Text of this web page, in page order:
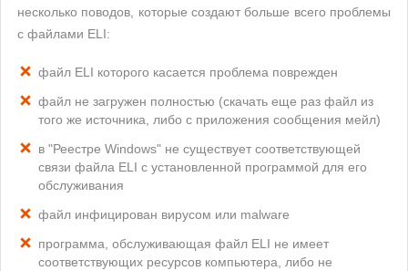
несколько поводов, которые создают больше всего проблемы
с файлами ELI:
файл ELI которого касается проблема поврежден
файл не загружен полностью (скачать еще раз файл из
того же источника, либо с приложения сообщения мейл)
в "Реестре Windows" не существует соответствующей
связи файла ELI с установленной программой для его
обслуживания
файл инфицирован вирусом или malware
программа, обслуживающая файл ELI не имеет
соответствующих ресурсов компьютера, либо не